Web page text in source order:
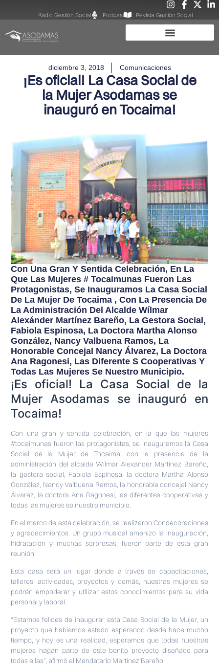
Radio Gestión Social Podcast Revista Gestión Social
diciembre 3, 2018 Comunicaciones
¡Es oficial! La Casa Social de
la Mujer Asodamas se
inauguró en Tocaima!
Con Una Gran Y Sentida Celebración, En La
Que Las Mujeres # Tocaimunas Fueron Las
Protagonistas, Se Inauguramos La Casa Social
De La Mujer De Tocaima , Con La Presencia De
La Administración Del Alcalde Wílmar
Alexánder Martínez Bareño, La Gestora Social,
Fabiola Espinosa, La Doctora Martha Alonso
González, Nancy Valbuena Ramos, La
Honorable Concejal Nancy Álvarez, La Doctora
Ana Ragonesi, Las Diferente S Cooperativas Y
Todas Las Mujeres Se Nuestro Municipio.
¡Es oficial! La Casa Social de la
Mujer Asodamas se inauguró en
Tocaima!
Con una gran y sentida celebración, en la que las mujeres
#tocaimunas fueron las protagonistas, se inauguramos la Casa
Social de la Mujer de Tocaima, con la presencia de la
administración del alcalde Wílmar Alexánder Martínez Bareño,
la gestora social, Fabiola Espinosa, la doctora Martha Alonso
González, Nancy Valbuena Ramos, la honorable concejal Nancy
Álvarez, la doctora Ana Ragonesi, las diferentes cooperativas y
todas las mujeres se nuestro municipio.
En el marco de esta celebración, se realizaron Condecoraciones
y agradecimientos. Un grupo musical amenizo la inauguración,
hidratación y muchas sorpresas, fueron parte de esta gran
reunión.
Esta casa será un lugar donde a través de capacitaciones,
talleres, actividades, proyectos y demás, nuestras mujeres se
podrán empoderar y utilizar estos conocimientos para su vida
personal y laboral.
“Estamos felices de inaugurar esta Casa Social de la Mujer, un
proyecto que habíamos estado esperando desde hace mucho
tiempo, y hoy es una realidad, esperamos que todas nuestras
mujeres hagan parte de este bonito proyecto diseñado para
todas ellas”, afirmó el Mandatario Martínez Bareño.